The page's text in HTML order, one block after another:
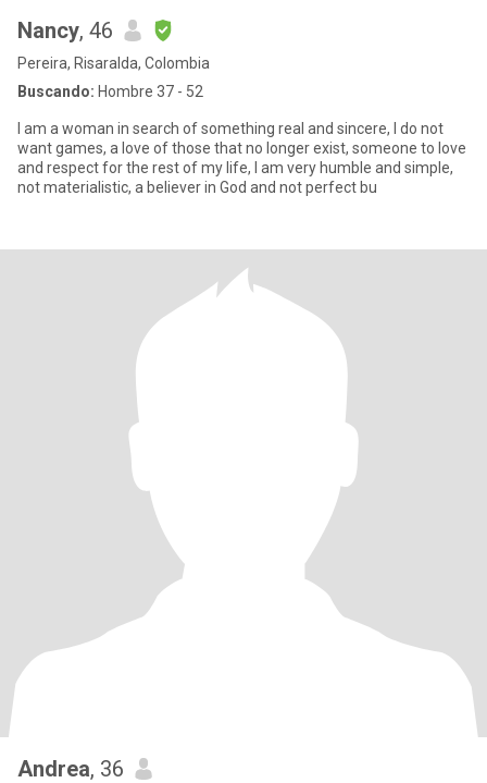
Nancy, 46
Pereira, Risaralda, Colombia
Buscando: Hombre 37 - 52
I am a woman in search of something real and sincere, I do not
want games, a love of those that no longer exist, someone to love
and respect for the rest of my life, I am very humble and simple,
not materialistic, a believer in God and not perfect bu
Andrea, 36